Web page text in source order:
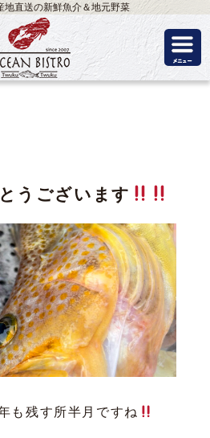
地直送の新鮮魚介＆地元野菜
うございます
も残す所半月ですね